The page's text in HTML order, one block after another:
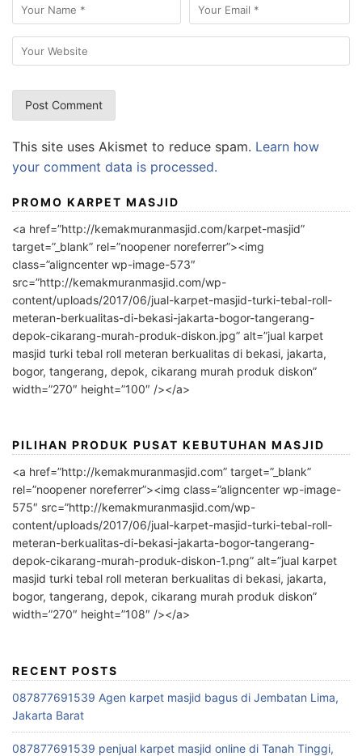
This site uses Akismet to reduce spam. Learn how
your comment data is processed.
PROMO KARPET MASJID
<a href=”http://kemakmuranmasjid.com/karpet-masjid”
target=”_blank” rel=”noopener noreferrer”><img
class=”aligncenter wp-image-573″
src=”http://kemakmuranmasjid.com/wp-
content/uploads/2017/06/jual-karpet-masjid-turki-tebal-roll-
meteran-berkualitas-di-bekasi-jakarta-bogor-tangerang-
depok-cikarang-murah-produk-diskon.jpg” alt=”jual karpet
masjid turki tebal roll meteran berkualitas di bekasi, jakarta,
bogor, tangerang, depok, cikarang murah produk diskon”
width=”270″ height=”100″ /></a>
PILIHAN PRODUK PUSAT KEBUTUHAN MASJID
<a href=”http://kemakmuranmasjid.com” target=”_blank”
rel=”noopener noreferrer”><img class=”aligncenter wp-image-
575″ src=”http://kemakmuranmasjid.com/wp-
content/uploads/2017/06/jual-karpet-masjid-turki-tebal-roll-
meteran-berkualitas-di-bekasi-jakarta-bogor-tangerang-
depok-cikarang-murah-produk-diskon-1.png” alt=”jual karpet
masjid turki tebal roll meteran berkualitas di bekasi, jakarta,
bogor, tangerang, depok, cikarang murah produk diskon”
width=”270″ height=”108″ /></a>
RECENT POSTS
087877691539 Agen karpet masjid bagus di Jembatan Lima,
Jakarta Barat
087877691539 penjual karpet masjid online di Tanah Tinggi,